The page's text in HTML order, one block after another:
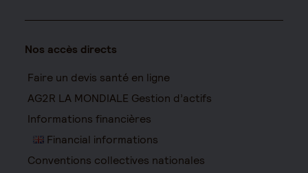
Nos accès directs
Faire un devis santé en ligne
AG2R LA MONDIALE Gestion d’actifs
Informations financières
Financial informations
Conventions collectives nationales